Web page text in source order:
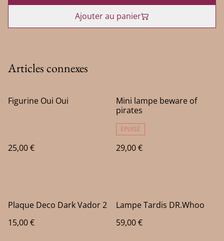
Ajouter au panier
Articles connexes
Figurine Oui Oui
25,00 €
Mini lampe beware of
pirates
ÉPUISÉ
29,00 €
Plaque Deco Dark Vador 2
15,00 €
Lampe Tardis DR.Whoo
59,00 €